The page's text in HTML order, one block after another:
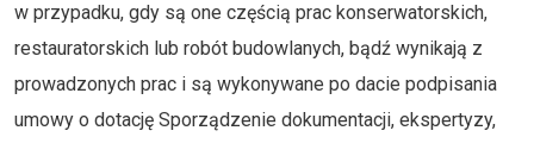
w przypadku, gdy są one częścią prac konserwatorskich,
restauratorskich lub robót budowlanych, bądź wynikają z
prowadzonych prac i są wykonywane po dacie podpisania
umowy o dotację Sporządzenie dokumentacji, ekspertyzy,